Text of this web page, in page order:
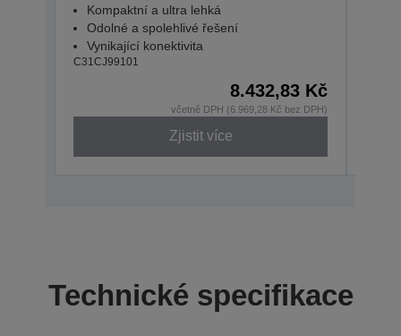
Kompaktní a ultra lehká
Odolné a spolehlivé řešení
Vynikající konektivita
C31CJ99101
8.432,83 Kč
včetně DPH (6.969,28 Kč bez DPH)
Zjistit více
Technické specifikace